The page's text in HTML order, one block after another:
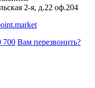
2-я, д.22 оф.204
700 Вам перезвонить?